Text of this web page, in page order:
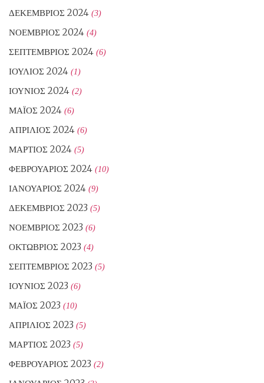
ΔΕΚΈΜΒΡΙΟΣ 2024 (3)
ΝΟΈΜΒΡΙΟΣ 2024 (4)
ΣΕΠΤΈΜΒΡΙΟΣ 2024 (6)
ΙΟΎΛΙΟΣ 2024 (1)
ΙΟΎΝΙΟΣ 2024 (2)
ΜΆΙΟΣ 2024 (6)
ΑΠΡΊΛΙΟΣ 2024 (6)
ΜΆΡΤΙΟΣ 2024 (5)
ΦΕΒΡΟΥΆΡΙΟΣ 2024 (10)
ΙΑΝΟΥΆΡΙΟΣ 2024 (9)
ΔΕΚΈΜΒΡΙΟΣ 2023 (5)
ΝΟΈΜΒΡΙΟΣ 2023 (6)
ΟΚΤΏΒΡΙΟΣ 2023 (4)
ΣΕΠΤΈΜΒΡΙΟΣ 2023 (5)
ΙΟΎΝΙΟΣ 2023 (6)
ΜΆΙΟΣ 2023 (10)
ΑΠΡΊΛΙΟΣ 2023 (5)
ΜΆΡΤΙΟΣ 2023 (5)
ΦΕΒΡΟΥΆΡΙΟΣ 2023 (2)